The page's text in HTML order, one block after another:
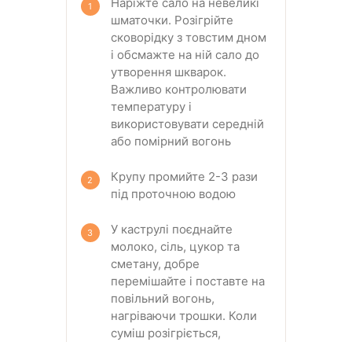
шматочки. Розігрійте
сковорідку з товстим дном
і обсмажте на ній сало до
утворення шкварок.
Важливо контролювати
температуру і
використовувати середній
або помірний вогонь
Крупу промийте 2-3 рази
під проточною водою
У каструлі поєднайте
молоко, сіль, цукор та
сметану, добре
перемішайте і поставте на
повільний вогонь,
нагріваючи трошки. Коли
суміш розігріється,